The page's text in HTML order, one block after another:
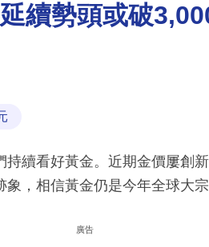
續勢頭或破
續看好黃金。近期金價屢創
，相信黃金仍是今年全球大宗
廣告